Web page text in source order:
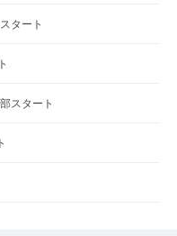
タート
スタート